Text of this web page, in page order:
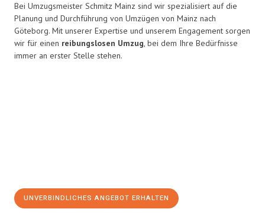
Bei Umzugsmeister Schmitz Mainz sind wir spezialisiert auf die
Planung und Durchführung von Umzügen von Mainz nach
Göteborg. Mit unserer Expertise und unserem Engagement sorgen
wir für einen reibungslosen Umzug, bei dem Ihre Bedürfnisse
immer an erster Stelle stehen.
UNVERBINDLICHES ANGEBOT ERHALTEN